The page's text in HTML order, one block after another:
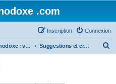
.com
Connexion
Inscription
forum - orthodoxe : vos remarques Suggestions et critiques